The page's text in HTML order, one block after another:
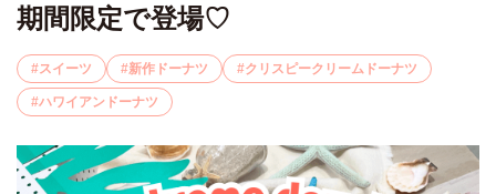
期間限定で登場♡
スイーツ 新作ドーナツ クリスピークリームドーナツ
ハワイアンドーナツ